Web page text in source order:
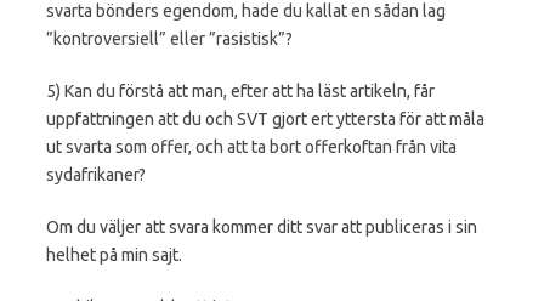
svarta bönders egendom, hade du kallat en sådan lag
”kontroversiell” eller ”rasistisk”?
5) Kan du förstå att man, efter att ha läst artikeln, får
uppfattningen att du och SVT gjort ert yttersta för att måla
ut svarta som offer, och att ta bort offerkoftan från vita
sydafrikaner?
Om du väljer att svara kommer ditt svar att publiceras i sin
helhet på min sajt.